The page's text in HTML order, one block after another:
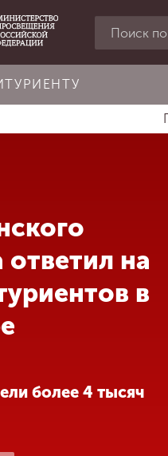
ответил на
в
более 4 тысяч